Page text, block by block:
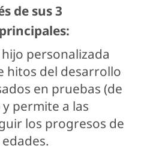
de sus 3
personalizada
hitos del desarrollo
en pruebas (de
y permite a las
los progresos de